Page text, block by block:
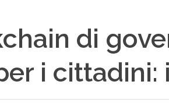
di
i cittadini: